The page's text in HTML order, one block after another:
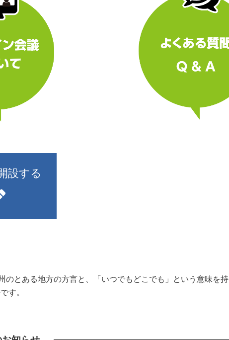
設する
とある地方の方言と、「いつでもどこでも」という意味を持
す。